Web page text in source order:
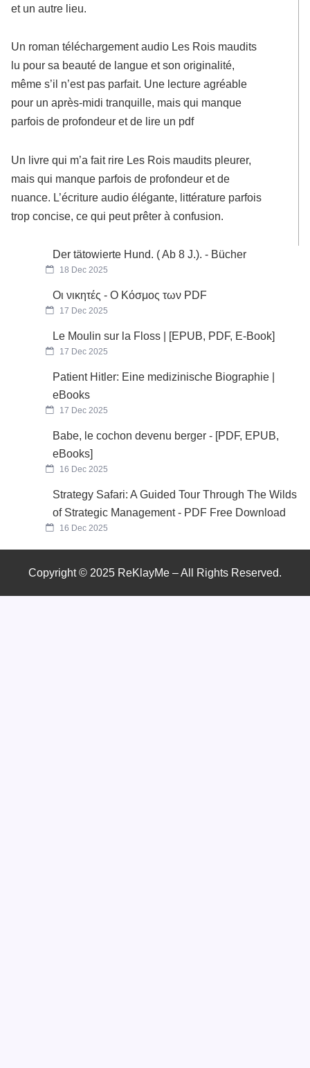
et un autre lieu.
Un roman téléchargement audio Les Rois maudits
lu pour sa beauté de langue et son originalité,
même s’il n’est pas parfait. Une lecture agréable
pour un après-midi tranquille, mais qui manque
parfois de profondeur et de lire un pdf
Un livre qui m’a fait rire Les Rois maudits pleurer,
mais qui manque parfois de profondeur et de
nuance. L’écriture audio élégante, littérature parfois
trop concise, ce qui peut prêter à confusion.
Der tätowierte Hund. ( Ab 8 J.). - Bücher
18 Dec 2025
Οι νικητές - Ο Κόσμος των PDF
17 Dec 2025
Le Moulin sur la Floss | [EPUB, PDF, E-Book]
17 Dec 2025
Patient Hitler: Eine medizinische Biographie |
eBooks
17 Dec 2025
Babe, le cochon devenu berger - [PDF, EPUB,
eBooks]
16 Dec 2025
Strategy Safari: A Guided Tour Through The Wilds
of Strategic Management - PDF Free Download
16 Dec 2025
Copyright © 2025 ReKlayMe – All Rights Reserved.